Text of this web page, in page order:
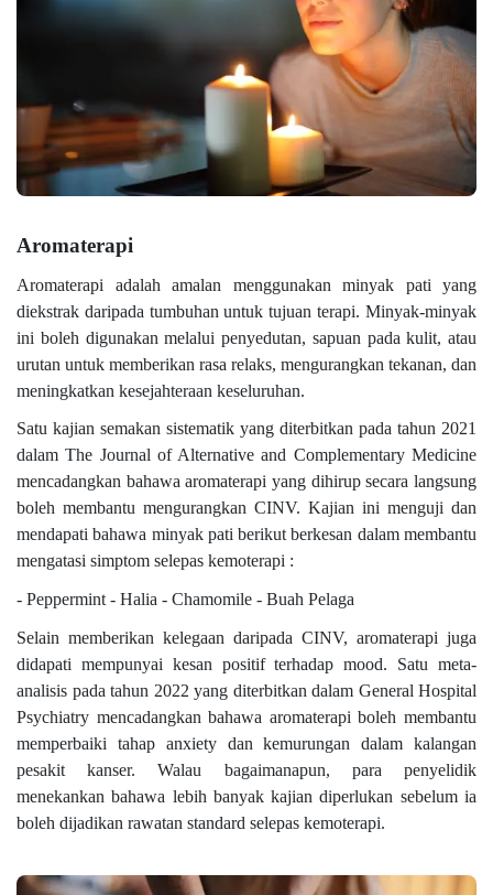
Aromaterapi
Aromaterapi adalah amalan menggunakan minyak pati yang
diekstrak daripada tumbuhan untuk tujuan terapi. Minyak-minyak
ini boleh digunakan melalui penyedutan, sapuan pada kulit, atau
urutan untuk memberikan rasa relaks, mengurangkan tekanan, dan
meningkatkan kesejahteraan keseluruhan.
Satu kajian semakan sistematik yang diterbitkan pada tahun 2021
dalam The Journal of Alternative and Complementary Medicine
mencadangkan bahawa aromaterapi yang dihirup secara langsung
boleh membantu mengurangkan CINV. Kajian ini menguji dan
mendapati bahawa minyak pati berikut berkesan dalam membantu
mengatasi simptom selepas kemoterapi :
- Peppermint - Halia - Chamomile - Buah Pelaga
Selain memberikan kelegaan daripada CINV, aromaterapi juga
didapati mempunyai kesan positif terhadap mood. Satu meta-
analisis pada tahun 2022 yang diterbitkan dalam General Hospital
Psychiatry mencadangkan bahawa aromaterapi boleh membantu
memperbaiki tahap anxiety dan kemurungan dalam kalangan
pesakit kanser. Walau bagaimanapun, para penyelidik
menekankan bahawa lebih banyak kajian diperlukan sebelum ia
boleh dijadikan rawatan standard selepas kemoterapi.